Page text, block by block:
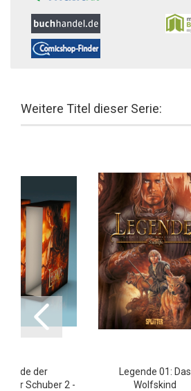
Weitere Titel dieser Serie:
der
Schuber 2 -
Legende 01: Das
Wolfskind